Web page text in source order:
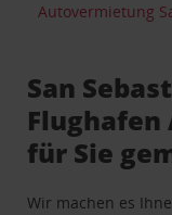
Autovermietung
San
für Sie
Wir machen es